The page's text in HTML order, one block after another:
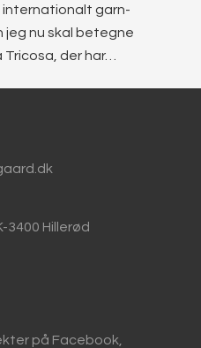
internationalt garn-
jeg nu skal betegne
der har…
3400 Hillerød
på Facebook,